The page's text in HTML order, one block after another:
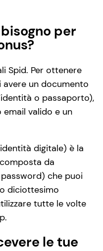
per
Spid. Per ottenere
avere un documento
o passaporto),
email valido e un
digitale) è la
da
che puoi
diciottesimo
tutte le volte
le tue